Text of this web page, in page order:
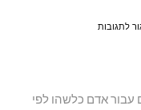
לתגובותעל
עבור אדם כלשהו לפי